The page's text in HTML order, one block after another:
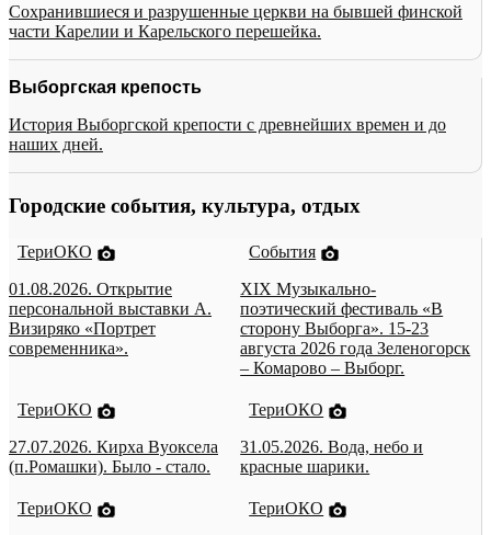
Сохранившиеся и разрушенные церкви на бывшей финской
части Карелии и Карельского перешейка.
Выборгская крепость
История Выборгской крепости с древнейших времен и до
наших дней.
Городские события, культура, отдых
ТериОКО
01.08.2026. Открытие
персональной выставки А.
Визиряко «Портрет
современника».
События
XIX Музыкально-
поэтический фестиваль «В
сторону Выборга». 15-23
августа 2026 года Зеленогорск
– Комарово – Выборг.
ТериОКО
27.07.2026. Кирха Вуоксела
(п.Ромашки). Было - стало.
ТериОКО
31.05.2026. Вода, небо и
красные шарики.
ТериОКО
ТериОКО